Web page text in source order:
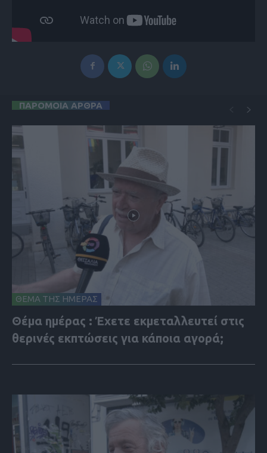
ΠΑΡΟΜΟΙΑ ΑΡΘΡΑ
ΘΕΜΑ ΤΗΣ ΗΜΕΡΑΣ
Θέμα ημέρας : Έχετε εκμεταλλευτεί στις
θερινές εκπτώσεις για κάποια αγορά;